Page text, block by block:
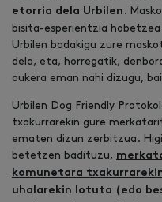
etorria dela Urbilen .
bisita-esperientzia
Urbilen badakigu zure
dela, eta, horregatik,
aukera eman nahi dizugu,
Urbilen Dog Friendly
txakurrarekin gure
ematen dizun zerbitzua.
betetzen badituzu,
komunetara
uhalarekin lotuta (edo